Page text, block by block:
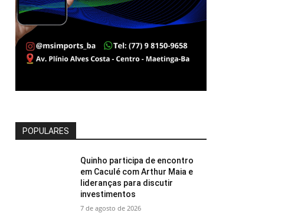
POPULARES
Quinho participa de encontro
em Caculé com Arthur Maia e
lideranças para discutir
investimentos
7 de agosto de 2026